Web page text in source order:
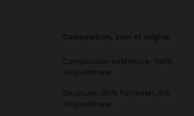
composition, soin et origine
Composition extérieure: 100%
Polyuréthane
Doublure: 95% Polyester, 5%
Polyuréthane